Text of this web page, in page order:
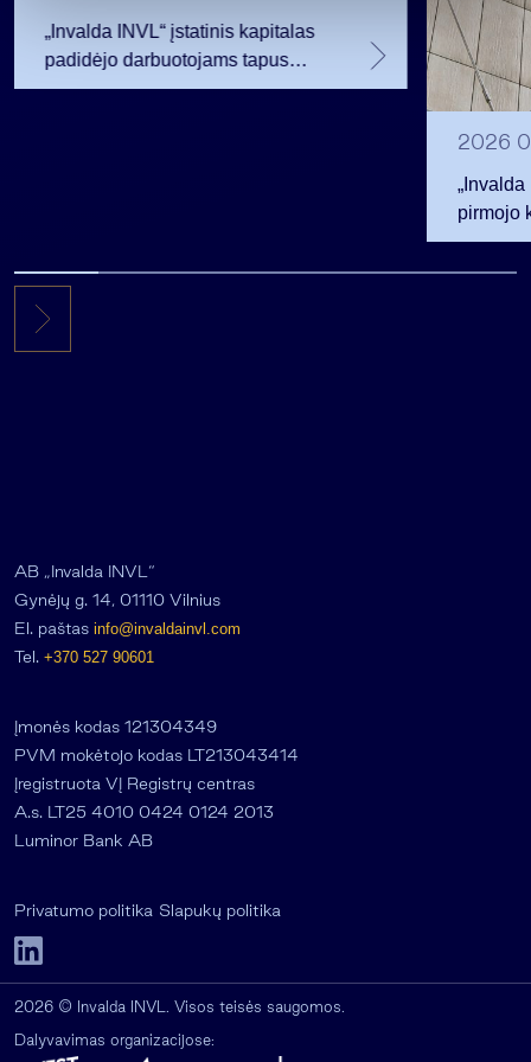
„Invalda INVL“ įstatinis kapitalas
padidėjo darbuotojams tapus
akcininkais
2026
pirmojo
256,3
AB „Invalda INVL“
Gynėjų g. 14, 01110 Vilnius
El. paštas info@invaldainvl.com
Tel. +370 527 90601
Įmonės kodas 121304349
PVM mokėtojo kodas LT213043414
Įregistruota VĮ Registrų centras
A.s. LT25 4010 0424 0124 2013
Luminor Bank AB
Privatumo politika Slapukų politika
2026 © Invalda INVL. Visos teisės saugomos.
Dalyvavimas organizacijose: